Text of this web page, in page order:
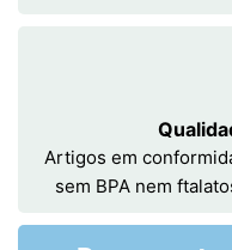
Artigos em
sem BPA nem